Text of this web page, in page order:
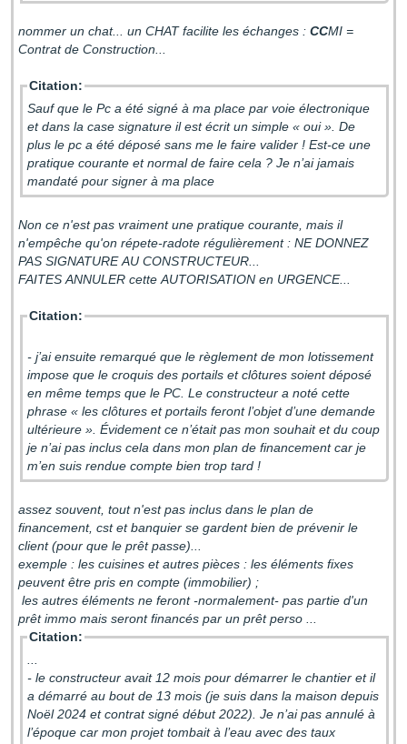
nommer un chat... un CHAT facilite les échanges : CCMI =
Contrat de Construction...
Citation:
Sauf que le Pc a été signé à ma place par voie électronique
et dans la case signature il est écrit un simple « oui ». De
plus le pc a été déposé sans me le faire valider ! Est-ce une
pratique courante et normal de faire cela ? Je n’ai jamais
mandaté pour signer à ma place
Non ce n'est pas vraiment une pratique courante, mais il
n'empêche qu'on répete-radote régulièrement : NE DONNEZ
PAS SIGNATURE AU CONSTRUCTEUR...
FAITES ANNULER cette AUTORISATION en URGENCE...
Citation:
- j’ai ensuite remarqué que le règlement de mon lotissement
impose que le croquis des portails et clôtures soient déposé
en même temps que le PC. Le constructeur a noté cette
phrase « les clôtures et portails feront l’objet d’une demande
ultérieure ». Évidement ce n’était pas mon souhait et du coup
je n’ai pas inclus cela dans mon plan de financement car je
m’en suis rendue compte bien trop tard !
assez souvent, tout n'est pas inclus dans le plan de
financement, cst et banquier se gardent bien de prévenir le
client (pour que le prêt passe)...
exemple : les cuisines et autres pièces : les éléments fixes
peuvent être pris en compte (immobilier) ;
les autres éléments ne feront -normalement- pas partie d'un
prêt immo mais seront financés par un prêt perso ...
Citation:
- le constructeur avait 12 mois pour démarrer le chantier et il
a démarré au bout de 13 mois (je suis dans la maison depuis
Noël 2024 et contrat signé début 2022). Je n’ai pas annulé à
l’époque car mon projet tombait à l’eau avec des taux